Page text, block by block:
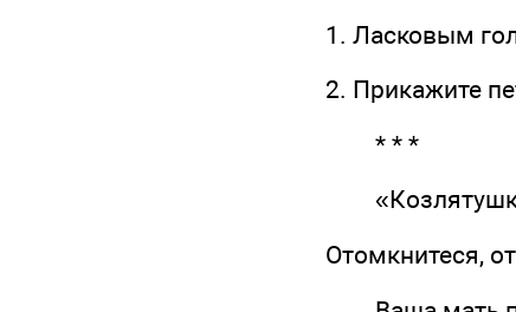
1. Ласковым
2. Прикажите
* * *
Отомкнитеся,